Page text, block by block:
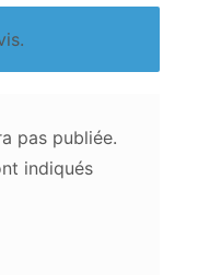
pas publiée.
indiqués